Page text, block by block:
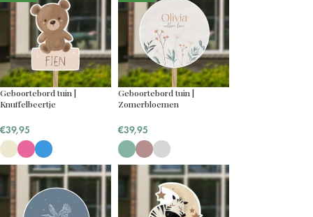
Geboortebord tuin |
Knuffelbeertje
€39,95
Geboortebord tuin |
Zomerbloemen
€39,95